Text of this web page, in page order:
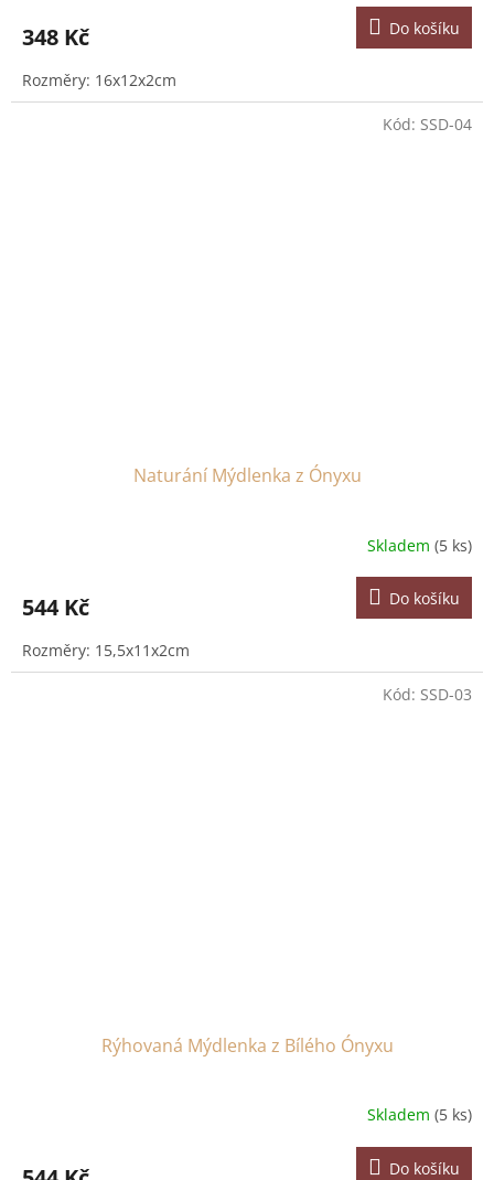
348 Kč Do košíku
Rozměry: 16x12x2cm
Naturání Mýdlenka z Ónyxu
Skladem (5 ks)
544 Kč Do košíku
Rozměry: 15,5x11x2cm
Kód: SSD-04
Rýhovaná Mýdlenka z Bílého Ónyxu
Skladem (5 ks)
Do košíku
Kód: SSD-03